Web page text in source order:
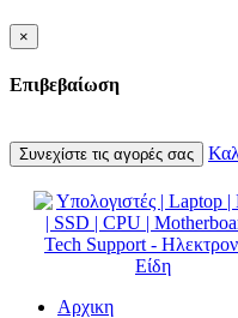
×
Επιβεβαίωση
Συνεχίστε τις αγορές σας
Αρχικη